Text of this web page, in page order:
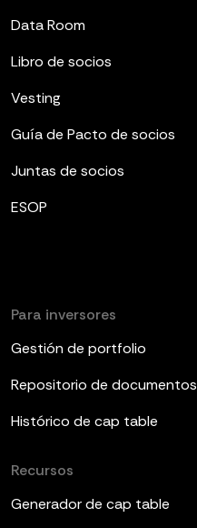
Data Room
Libro de socios
Vesting
Guía de Pacto de socios
Juntas de socios
ESOP
Para inversores
Gestión de portfolio
Repositorio de documentos
Histórico de cap table
Recursos
Generador de cap table